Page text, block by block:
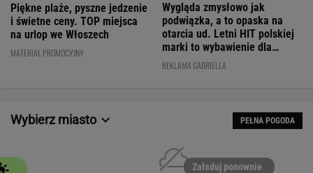
Piękne plaże, pyszne jedzenie
i świetne ceny. TOP miejsca
na urlop we Włoszech
MATERIAŁ PROMOCYJNY
Wygląda zmysłowo jak
podwiązka, a to opaska na
otarcia ud. Letni HIT polskiej
marki to wybawienie dla
kobiet!
REKLAMA GABRIELLA
Wybierz miasto PEŁNA POGODA
Załaduj ponownie